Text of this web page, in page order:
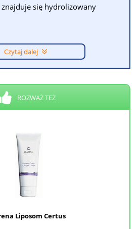
znajduje się hydrolizowany
Czytaj dalej
ROZWAŻ TEŻ
Liposom Certus